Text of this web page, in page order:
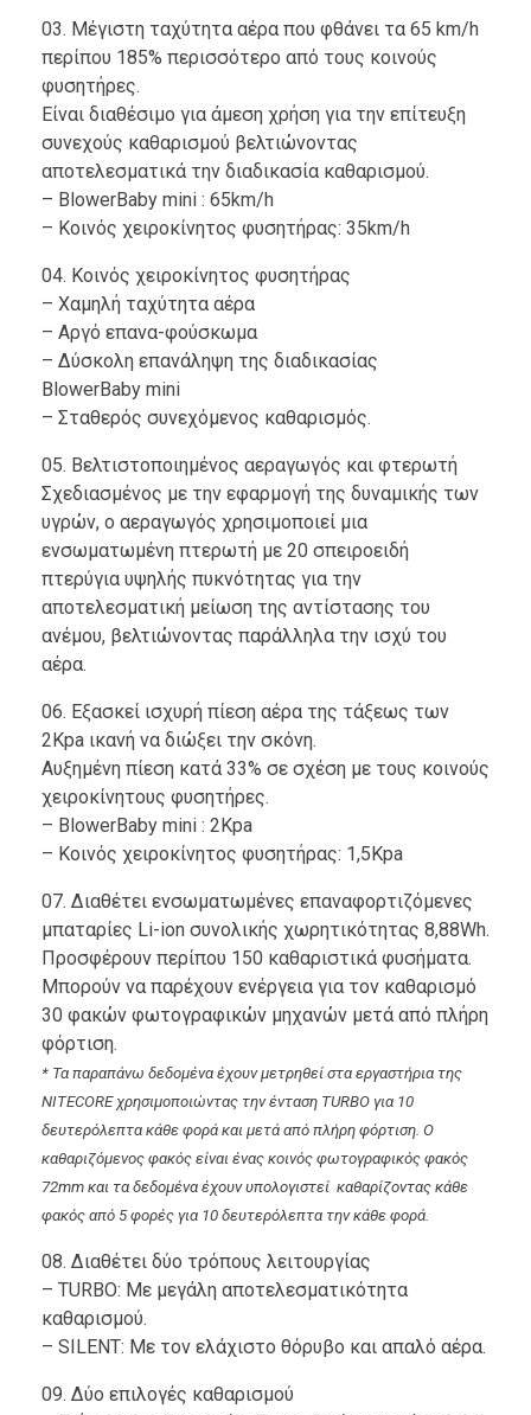
03. Μέγιστη ταχύτητα αέρα που φθάνει τα 65 km/h
περίπου 185% περισσότερο από τους κοινούς
φυσητήρες.
Είναι διαθέσιμο για άμεση χρήση για την επίτευξη
συνεχούς καθαρισμού βελτιώνοντας
αποτελεσματικά την διαδικασία καθαρισμού.
– BlowerBaby mini : 65km/h
– Κοινός χειροκίνητος φυσητήρας: 35km/h
04. Κοινός χειροκίνητος φυσητήρας
– Χαμηλή ταχύτητα αέρα
– Αργό επανα-φούσκωμα
– Δύσκολη επανάληψη της διαδικασίας
BlowerBaby mini
– Σταθερός συνεχόμενος καθαρισμός.
05. Bελτιστοποιημένος αεραγωγός και φτερωτή
Σχεδιασμένος με την εφαρμογή της δυναμικής των
υγρών, ο αεραγωγός χρησιμοποιεί μια
ενσωματωμένη πτερωτή με 20 σπειροειδή
πτερύγια υψηλής πυκνότητας για την
αποτελεσματική μείωση της αντίστασης του
ανέμου, βελτιώνοντας παράλληλα την ισχύ του
αέρα.
06. Εξασκεί ισχυρή πίεση αέρα της τάξεως των
2Kpa ικανή να διώξει την σκόνη.
Αυξημένη πίεση κατά 33% σε σχέση με τους κοινούς
χειροκίνητους φυσητήρες.
– BlowerBaby mini : 2Kpa
– Κοινός χειροκίνητος φυσητήρας: 1,5Kpa
07. Διαθέτει ενσωματωμένες επαναφορτιζόμενες
μπαταρίες Li-ion συνολικής χωρητικότητας 8,88Wh.
Προσφέρουν περίπου 150 καθαριστικά φυσήματα.
Μπορούν να παρέχουν ενέργεια για τον καθαρισμό
30 φακών φωτογραφικών μηχανών μετά από πλήρη
φόρτιση.
* Τα παραπάνω δεδομένα έχουν μετρηθεί στα εργαστήρια της
NITECORE χρησιμοποιώντας την ένταση TURBO για 10
δευτερόλεπτα κάθε φορά και μετά από πλήρη φόρτιση. Ο
καθαριζόμενος φακός είναι ένας κοινός φωτογραφικός φακός
72mm και τα δεδομένα έχουνυπολογιστεί καθαρίζοντας κάθε
φακός από 5 φορές για 10 δευτερόλεπτα την κάθε φορά.
08. Διαθέτει δύο τρόπους λειτουργίας
– TURBO: Με μεγάλη αποτελεσματικότητα
καθαρισμού.
– SILENT: Με τον ελάχιστο θόρυβο και απαλό αέρα.
09. Δύο επιλογές καθαρισμού